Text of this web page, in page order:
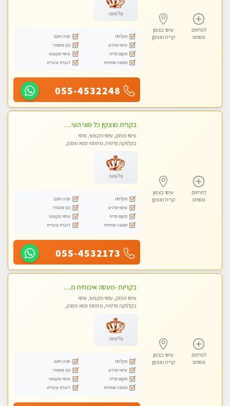
לפרטים
נוספים
עיסוי בצפון
קרית מוצקין
פלטינה
מקלחת
חניה חינם
עיסוי מרגיע
נקי ומסודר
מקום פרטי
עיסוי מקצועי
תמונה אמיתית
דוברת עיברית
055-4532248
לפרטים
נוספים
עיסוי בצפון
קרית מוצקין
בקרית מוצקין כל סוגי העיסויים מעסה מקצועית ואיכותית פרטי!!!
עיסוי מפנק, עיסוי מקצועי, עיסוי
בקלניקה פרטית, מתחמי ספא מפנק,
פלטינה
מקלחת
חניה חינם
עיסוי מרגיע
נקי ומסודר
מקום פרטי
עיסוי מקצועי
תמונה אמיתית
דוברת עיברית
055-4532173
לפרטים
נוספים
עיסוי בצפון
קרית מוצקין
בקריות -מעסה איכותית מקצועית ומפנקת
עיסוי מפנק, עיסוי מקצועי, עיסוי
בקלניקה פרטית, מתחמי ספא מפנק,
פלטינה
מקלחת
חניה חינם
עיסוי מרגיע
נקי ומסודר
מקום פרטי
עיסוי מקצועי
תמונה אמיתית
דוברת עיברית